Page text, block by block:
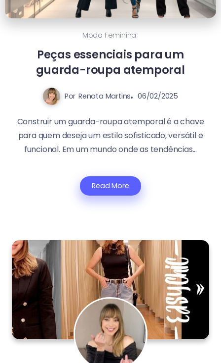
Moda Feminina
Peças essenciais para um
guarda-roupa atemporal
Por Renata Martins 06/02/2025
Construir um guarda-roupa atemporal é a chave
para quem deseja um estilo sofisticado, versátil e
funcional. Em um mundo onde as tendências...
Read More